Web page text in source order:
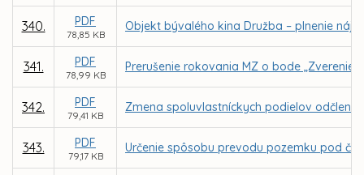
340. PDF
78,85 KB
Objekt bývalého kina Družba – plnenie
341. PDF
78,99 KB
Prerušenie rokovania MZ o bode „Zverenie
342. PDF
79,41 KB
Zmena spoluvlastníckych podielov
343. PDF
79,17 KB
Určenie spôsobu prevodu pozemku pod